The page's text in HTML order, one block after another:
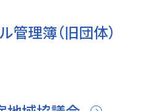
理簿（旧団体）